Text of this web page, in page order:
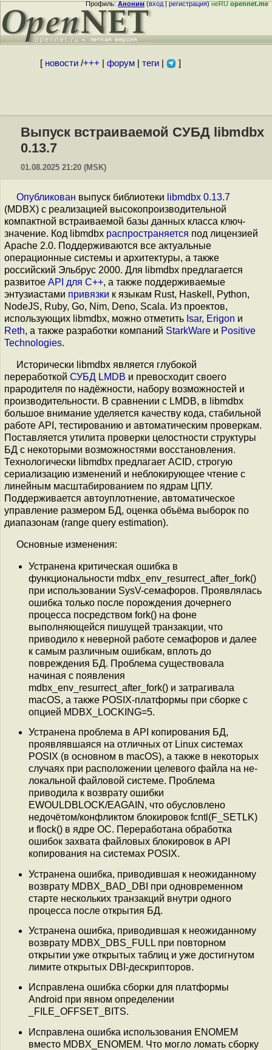
Профиль:Аноним(вход|регистрация)неRUopennet.me
[ новости/+++ форум| теги| ]
Выпуск встраиваемой СУБД libmdbx
0.13.7
01.08.2025 21:20 (MSK)
Опубликован выпуск библиотеки libmdbx 0.13.7
(MDBX) с реализацией высокопроизводительной
компактной встраиваемой базы данных класса ключ-
значение. Код libmdbx распространяется под лицензией
Apache 2.0. Поддерживаются все актуальные
операционные системы и архитектуры, а также
российский Эльбрус 2000. Для libmdbx предлагается
развитое API для C++, а также поддерживаемые
энтузиастами привязки к языкам Rust, Haskell, Python,
NodeJS, Ruby, Go, Nim, Deno, Scala. Из проектов,
использующих libmdbx, можно отметить Isar, Erigon и
Reth, а также разработки компаний StarkWare и Positive
Technologies.
Исторически libmdbx является глубокой
переработкой СУБД LMDB и превосходит своего
прародителя по надёжности, набору возможностей и
производительности. В сравнении с LMDB, в libmdbx
большое внимание уделяется качеству кода, стабильной
работе API, тестированию и автоматическим проверкам.
Поставляется утилита проверки целостности структуры
БД с некоторыми возможностями восстановления.
Технологически libmdbx предлагает ACID, строгую
сериализацию изменений и неблокирующее чтение с
линейным масштабированием по ядрам ЦПУ.
Поддерживается автоуплотнение, автоматическое
управление размером БД, оценка объёма выборок по
диапазонам (range query estimation).
Основные изменения:
Устранена критическая ошибка в
функциональности mdbx_env_resurrect_after_fork()
при использовании SysV-семафоров. Проявлялась
ошибка только после порождения дочернего
процесса посредством fork() на фоне
выполняющейся пишущей транзакции, что
приводило к неверной работе семафоров и далее
к самым различным ошибкам, вплоть до
повреждения БД. Проблема существовала
начиная с появления
mdbx_env_resurrect_after_fork() и затрагивала
macOS, а также POSIX-платформы при сборке с
опцией MDBX_LOCKING=5.
Устранена проблема в API копирования БД,
проявлявшаяся на отличных от Linux системах
POSIX (в основном в macOS), а также в некоторых
случаях при расположении целевого файла на не-
локальной файловой системе. Проблема
приводила к возврату ошибки
EWOULDBLOCK/EAGAIN, что обусловлено
недочётом/конфликтом блокировок fcntl(F_SETLK)
и flock() в ядре ОС. Переработана обработка
ошибок захвата файловых блокировок в API
копирования на системах POSIX.
Устранена ошибка, приводившая к неожиданному
возврату MDBX_BAD_DBI при одновременном
старте нескольких транзакций внутри одного
процесса после открытия БД.
Устранена ошибка, приводившая к неожиданному
возврату MDBX_DBS_FULL при повторном
открытии уже открытых таблиц и уже достигнутом
лимите открытых DBI-дескрипторов.
Исправлена ошибка сборки для платформы
Android при явном определении
_FILE_OFFSET_BITS.
Исправлена ошибка использования ENOMEM
вместо MDBX_ENOMEM. Что могло ломать сборку